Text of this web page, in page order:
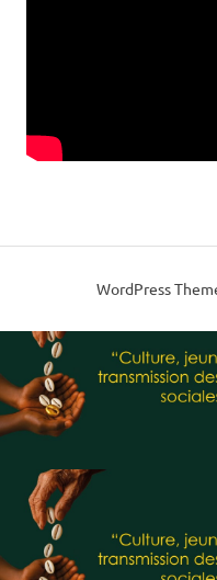
WordPress